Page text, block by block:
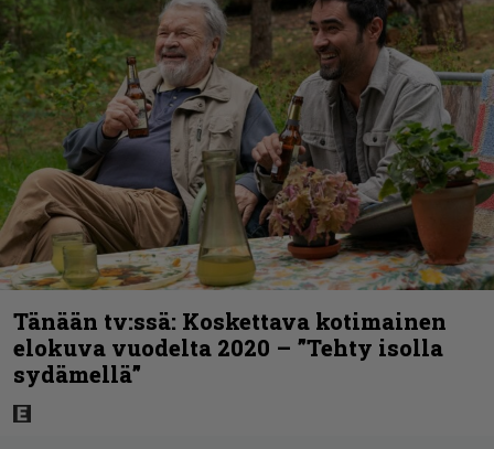
Tänään tv:ssä: Koskettava kotimainen
elokuva vuodelta 2020 – ”Tehty isolla
sydämellä”